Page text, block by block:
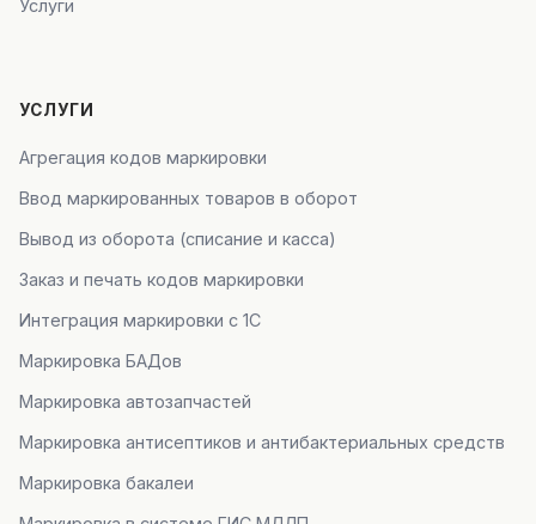
Услуги
УСЛУГИ
Агрегация кодов маркировки
Ввод маркированных товаров в оборот
Вывод из оборота (списание и касса)
Заказ и печать кодов маркировки
Интеграция маркировки с 1С
Маркировка БАДов
Маркировка автозапчастей
Маркировка антисептиков и антибактериальных средств
Маркировка бакалеи